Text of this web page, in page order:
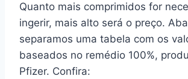
Quanto mais comprimidos for
ingerir, mais alto será o preço.
separamos uma tabela com os
baseados no remédio 100%,
Pfizer. Confira: